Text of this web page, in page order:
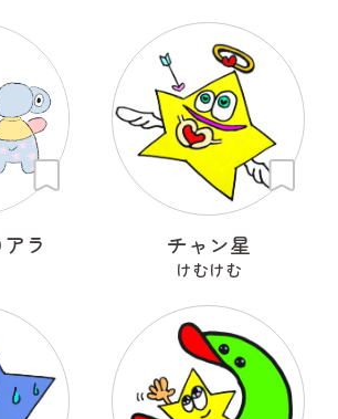
ラ チャン星
けむけむ